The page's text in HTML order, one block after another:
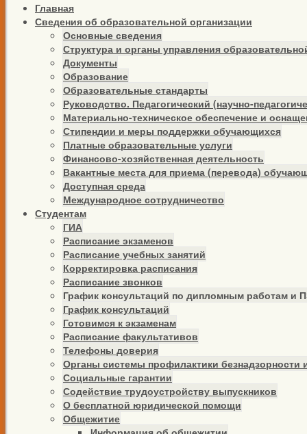
Главная
Сведения об образовательной организации
Основные сведения
Структура и органы управления
Документы
Образование
Образовательные стандарты
Руководство. Педагогический (научно-
Материально-техническое обеспечение и
Стипендии и меры поддержки обучающихся
Платные образовательные услуги
Финансово-хозяйственная деятельность
Вакантные места для приема (перевода)
Доступная среда
Международное сотрудничество
Студентам
ГИА
Расписание экзаменов
Расписание учебных занятий
Корректировка расписания
Расписание звонков
График консультаций по дипломным работам и
График консультаций
Готовимся к экзаменам
Расписание факультативов
Телефоны доверия
Органы системы профилактики
Социальные гарантии
Содействие трудоустройству выпускников
О бесплатной юридической помощи
Общежитие